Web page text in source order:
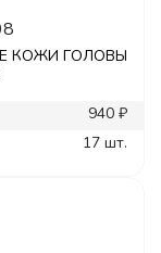
КОЖИ ГОЛОВЫ
940 ₽
17 шт.